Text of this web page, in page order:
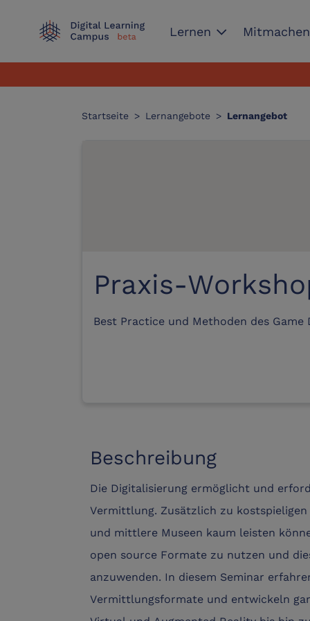
Lernen expand_more Mitmachen
Startseite > Lernangebote > Lernangebot
Praxis-
Best Practice und Methoden des Game
Beschreibung
Die Digitalisierung ermöglicht und
Vermittlung. Zusätzlich zu
und mittlere Museen kaum leisten
open source Formate zu nutzen und
anzuwenden. In diesem Seminar
Vermittlungsformate und entwickeln